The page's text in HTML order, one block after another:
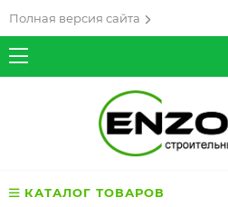
Полная версия сайта
КАТАЛОГ ТОВАРОВ